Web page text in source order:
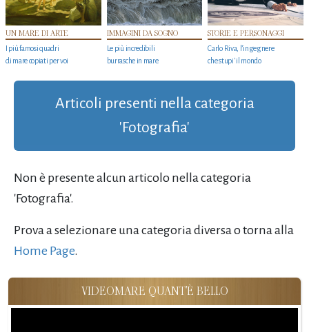
UN MARE DI ARTE
I più famosi quadri
di mare copiati per voi
IMMAGINI DA SOGNO
Le più incredibili
burrasche in mare
STORIE E PERSONAGGI
Carlo Riva, l’ingegnere
che stupi' il mondo
Articoli presenti nella categoria
'Fotografia'
Non è presente alcun articolo nella categoria
'Fotografia'.
Prova a selezionare una categoria diversa o torna alla
Home Page.
VIDEOMARE QUANT'È BELLO